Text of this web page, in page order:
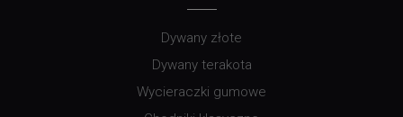
Dywany złote
Dywany terakota
Wycieraczki gumowe